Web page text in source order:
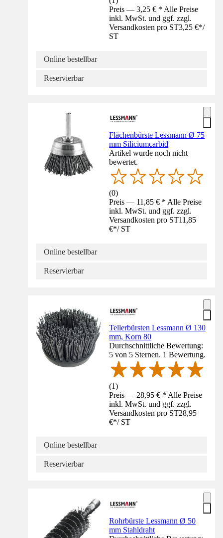
Preis — 3,25 € * Alle Preise
inkl. MwSt. und ggf. zzgl.
Versandkosten pro ST3,25 €*/
ST
Online bestellbar
Reservierbar
Flächenbürste Lessmann Ø 75
mm Siliciumcarbid
Artikel wurde noch nicht
bewertet.
(0)
Preis — 11,85 € * Alle Preise
inkl. MwSt. und ggf. zzgl.
Versandkosten pro ST11,85
€*/ ST
Online bestellbar
Reservierbar
Tellerbürsten Lessmann Ø 130
mm, Korn 80
Durchschnittliche Bewertung:
5 von 5 Sternen. 1 Bewertung.
(1)
Preis — 28,95 € * Alle Preise
inkl. MwSt. und ggf. zzgl.
Versandkosten pro ST28,95
€*/ ST
Online bestellbar
Reservierbar
Rohrbürste Lessmann Ø 50
mm Stahldraht